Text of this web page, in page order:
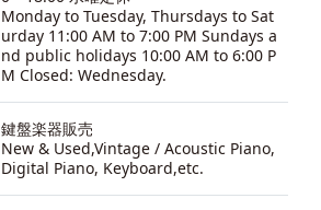
Monday to Tuesday, Thursdays to Sat
urday 11:00 AM to 7:00 PM Sundays a
nd public holidays 10:00 AM to 6:00 P
M Closed: Wednesday.
鍵盤楽器販売
New & Used,Vintage / Acoustic Piano,
Digital Piano, Keyboard,etc.